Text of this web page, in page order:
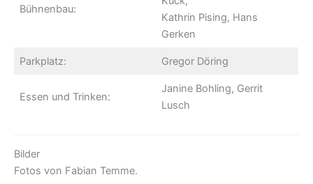
Bühnenbau:
Kathrin Pising, Hans
Gerken
Parkplatz: Gregor Döring
Essen und Trinken:
Janine Bohling, Gerrit
Lusch
Bilder
Fotos von Fabian Temme.